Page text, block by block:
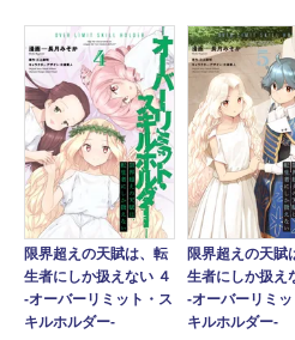
限界超えの天賦は、転
生者にしか扱えない ４
‐オーバーリミット・ス
キルホルダー‐
限界超えの天賦
生者にしか扱え
‐オーバーリミ
キルホルダー‐